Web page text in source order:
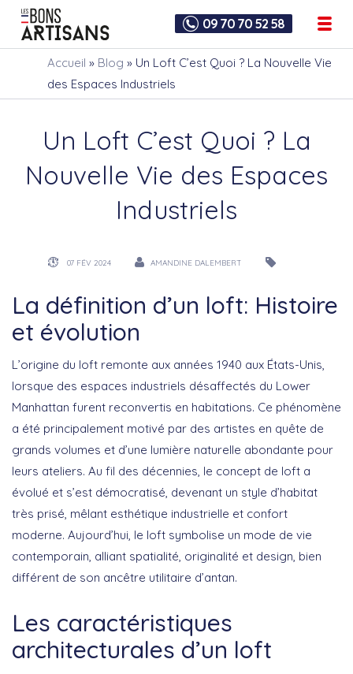
09 70 70 52 58
Accueil » Blog » Un Loft C’est Quoi ? La Nouvelle Vie
des Espaces Industriels
Un Loft C’est Quoi ? La
Nouvelle Vie des Espaces
Industriels
07 FÉV 2024 AMANDINE DALEMBERT
La définition d’un loft: Histoire
et évolution
L’origine du loft remonte aux années 1940 aux États-Unis,
lorsque des espaces industriels désaffectés du Lower
Manhattan furent reconvertis en habitations. Ce phénomène
a été principalement motivé par des artistes en quête de
grands volumes et d’une lumière naturelle abondante pour
leurs ateliers. Au fil des décennies, le concept de loft a
évolué et s’est démocratisé, devenant un style d’habitat
très prisé, mêlant esthétique industrielle et confort
moderne. Aujourd’hui, le loft symbolise un mode de vie
contemporain, alliant spatialité, originalité et design, bien
différent de son ancêtre utilitaire d’antan.
Les caractéristiques
architecturales d’un loft